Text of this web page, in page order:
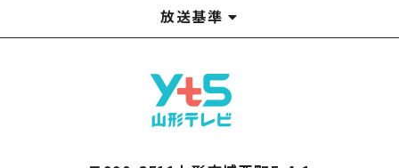
企業情報
役員構成
YTS山形テレビ SDGs 宣言
採用情報
山形テレビ人権方針
山形テレビ国民保護業務計画提出文
個人情報基本方針
情報セキュリティ基本方針
視聴データの取扱いについて
系列局一覧
中継局一覧
放送基準